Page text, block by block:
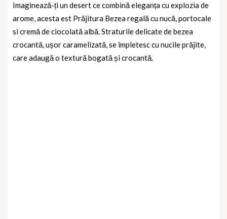
Imaginează-ți un desert ce combinăeleganța cu explozia de
arome, acesta est Prăjitura Bezea regală cu nucă, portocale
si cremă de ciocolată albă. Straturile delicate debezea
crocantă, ușor caramelizată, se împletesc cunucile prăjite,
care adaugă o textură bogată și crocantă.